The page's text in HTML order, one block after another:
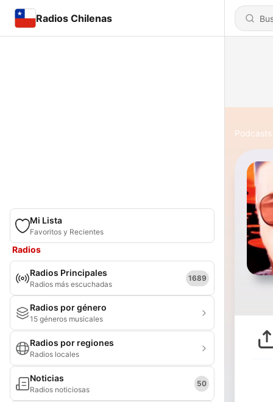
Radios Chilenas
Mi Lista
Favoritos y Recientes
Radios
Radios Principales
Radios más escuchadas
1689
Radios por género
15 géneros musicales
Radios por regiones
Radios locales
Noticias
Radios noticiosas
50
Podcasts